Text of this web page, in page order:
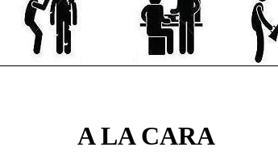
A LA CARA